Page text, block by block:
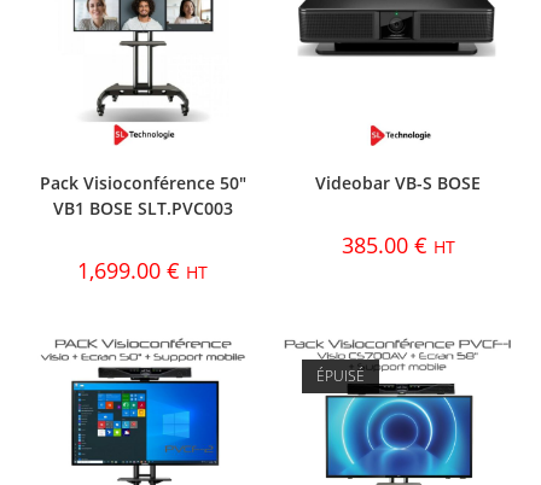
Pack Visioconférence 50″
VB1 BOSE SLT.PVC003
1,699.00€ HT
Videobar VB-S BOSE
385.00 € HT
ÉPUISÉ